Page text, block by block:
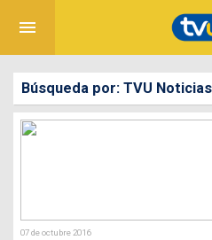
menu
Búsqueda por: TVU Noticias
07 de octubre 2016